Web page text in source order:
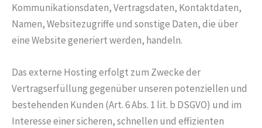
Kommunikationsdaten, Vertragsdaten, Kontaktdaten,
Namen, Websitezugriffe und sonstige Daten, die über
eine Website generiert werden, handeln.
Das externe Hosting erfolgt zum Zwecke der
Vertragserfüllung gegenüber unseren potenziellen und
bestehenden Kunden (Art. 6 Abs. 1 lit. b DSGVO) und im
Interesse einer sicheren, schnellen und effizienten